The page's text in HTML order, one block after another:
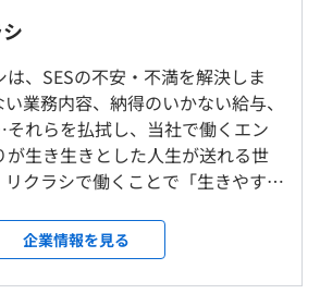
選択、ウォーターフォール、アジャイ
からフルリモートで参画中！在宅率
。
り
外から一都三県内へ転居したい方
居の初期費用が発生する場合に5万円
フラエンジニア／前職330万円→リ
金
発エンジニア/前職370万円→リクラシ
、SESの不安・不満を解決しま
業務内容、納得のいかない給与、
れらを払拭し、当社で働くエン
が生き生きとした人生が送れる世
クラシで働くことで「生きやすく
を整備するなど、社員の幸せのた
束します。 ▍案件を選べる
ート頻度、勤務地、業界、スキル
企業情報を見る